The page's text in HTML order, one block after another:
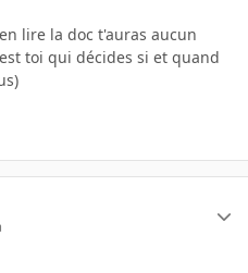
lire la doc t'auras aucun
toi qui décides si et quand